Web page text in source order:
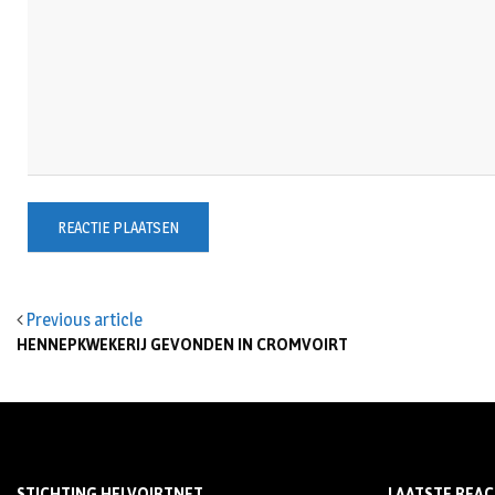
Previous article
HENNEPKWEKERIJ GEVONDEN IN CROMVOIRT